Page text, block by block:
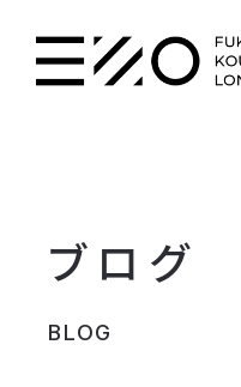
ブログ
BLOG